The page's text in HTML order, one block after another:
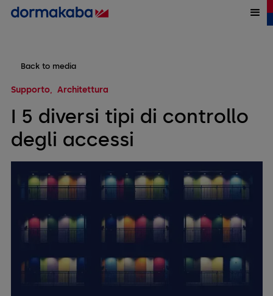
Back to media
Supporto Architettura
I 5 diversi tipi di controllo
degli accessi